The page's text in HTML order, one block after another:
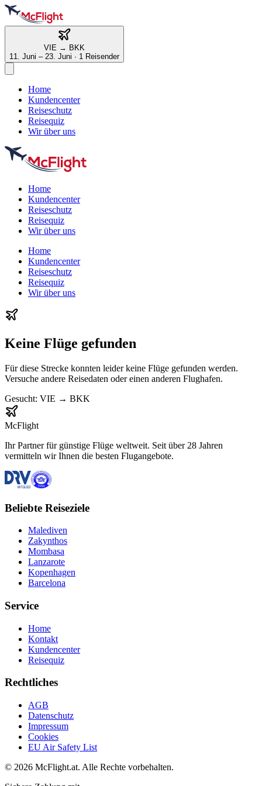
VIE → BKK
11. Juni – 23. Juni · 1 Reisender
Home
Kundencenter
Reiseschutz
Reisequiz
Wir über uns
Home
Kundencenter
Reiseschutz
Reisequiz
Wir über uns
Home
Kundencenter
Reiseschutz
Reisequiz
Wir über uns
Keine Flüge gefunden
Für diese Strecke konnten leider keine Flüge gefunden werden.
Versuche andere Reisedaten oder einen anderen Flughafen.
Gesucht: VIE → BKK
McFlight
Ihr Partner für günstige Flüge weltweit. Seit über 28 Jahren
vermitteln wir Ihnen die besten Flugangebote.
Beliebte Reiseziele
Malediven
Zakynthos
Mombasa
Lanzarote
Kopenhagen
Barcelona
Service
Home
Kontakt
Kundencenter
Reisequiz
Rechtliches
AGB
Datenschutz
Impressum
Cookies
EU Air Safety List
© 2026 McFlight.at. Alle Rechte vorbehalten.